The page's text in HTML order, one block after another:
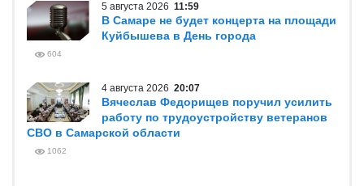
5 августа 2026 11:59
В Самаре не будет концерта на площади
Куйбышева в День города
604
4 августа 2026 20:07
Вячеслав Федорищев поручил усилить
работу по трудоустройству ветеранов
СВО в Самарской области
1062